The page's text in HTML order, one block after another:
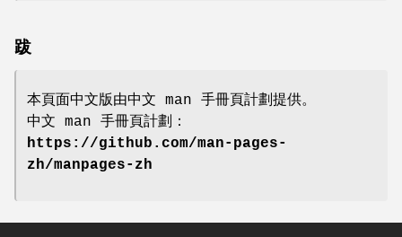
跋
本頁面中文版由中文 man 手冊頁計劃提供。
中文 man 手冊頁計劃：
https://github.com/man-pages-
zh/manpages-zh